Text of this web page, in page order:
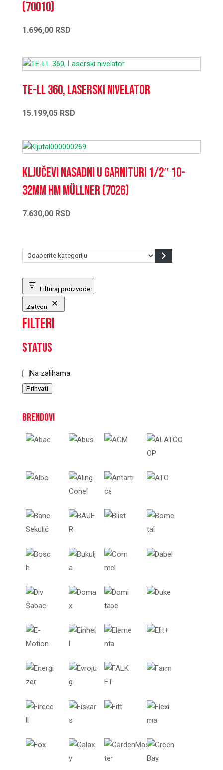
(70010)
1.696,00 RSD
TE-LL 360, Laserski nivelator
15.199,05 RSD
Ključevi nasadni u garnituri 1/2″ 10-
32mm HM Müllner (7026)
7.630,00 RSD
Odaberite
Filtriraj proizvode
Zatvori
Filteri
Status
Status
Na zalihama
Prihvati
Brendovi